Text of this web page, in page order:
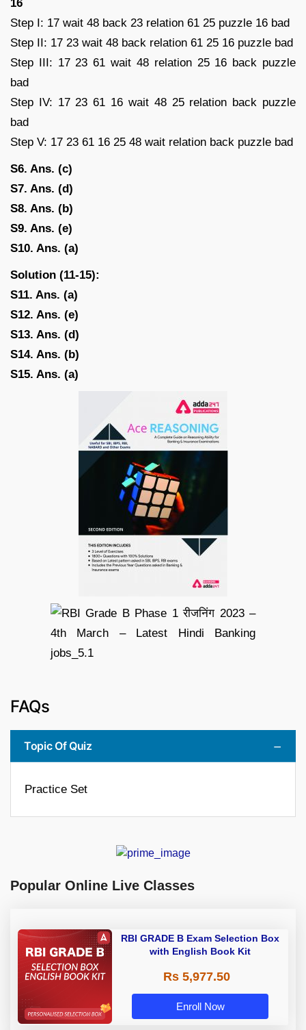
16
Step I: 17 wait 48 back 23 relation 61 25 puzzle 16 bad
Step II: 17 23 wait 48 back relation 61 25 16 puzzle bad
Step III: 17 23 61 wait 48 relation 25 16 back puzzle
bad
Step IV: 17 23 61 16 wait 48 25 relation back puzzle
bad
Step V: 17 23 61 16 25 48 wait relation back puzzle bad
S6. Ans. (c)
S7. Ans. (d)
S8. Ans. (b)
S9. Ans. (e)
S10. Ans. (a)
Solution (11-15):
S11. Ans. (a)
S12. Ans. (e)
S13. Ans. (d)
S14. Ans. (b)
S15. Ans. (a)
FAQs
Topic Of Quiz
Practice Set
Popular Online Live Classes
RBI GRADE B Exam Selection Box
with English Book Kit
Rs 5,977.50
Enroll Now